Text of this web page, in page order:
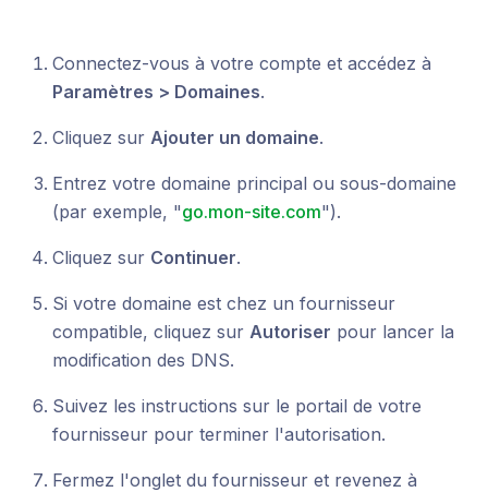
Connectez-vous à votre compte et accédez à
Paramètres > Domaines.
Cliquez sur Ajouter un domaine.
Entrez votre domaine principal ou sous-domaine
(par exemple, "go.mon-site.com").
Cliquez sur Continuer.
Si votre domaine est chez un fournisseur
compatible, cliquez sur Autoriser pour lancer la
modification des DNS.
Suivez les instructions sur le portail de votre
fournisseur pour terminer l'autorisation.
Fermez l'onglet du fournisseur et revenez à